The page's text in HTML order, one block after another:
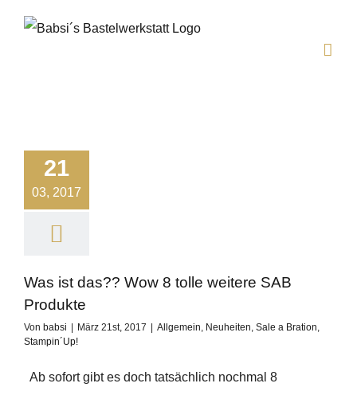
21
03, 2017
Was ist das?? Wow 8 tolle weitere SAB
Produkte
Von babsi März 21st, 2017 Allgemein, Neuheiten, Sale a Bration,
Stampin´Up!
Ab sofort gibt es doch tatsächlich nochmal 8